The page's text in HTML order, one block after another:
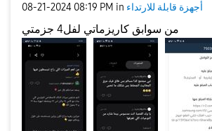
‎08-21-2024 08:19 PM in أجهزة قابلة للارتداء
من سوابق كاريزماتي لفل4 جزمتي